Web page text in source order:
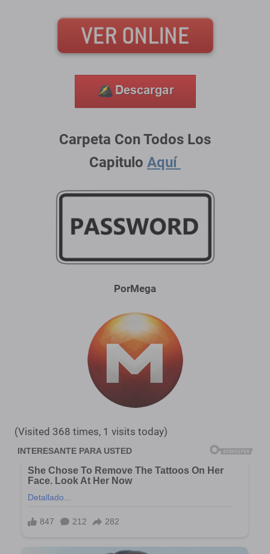
Carpeta Con Todos Los
Capitulo Aquí
PorMega
(Visited 368 times, 1 visits today)